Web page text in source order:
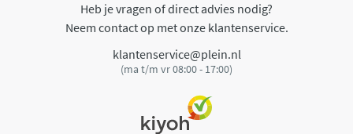
Heb je vragen of direct advies nodig?
Neem contact op met onze klantenservice.
klantenservice@plein.nl
(ma t/m vr 08:00 - 17:00)